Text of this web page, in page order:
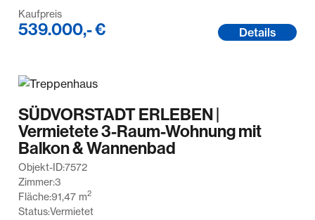
Kaufpreis
539.000,- € Details
SÜDVORSTADT ERLEBEN |
Vermietete 3-Raum-Wohnung mit
Balkon & Wannenbad
Objekt-ID:7572
Zimmer:3
Fläche:91,47 m2
Status:Vermietet